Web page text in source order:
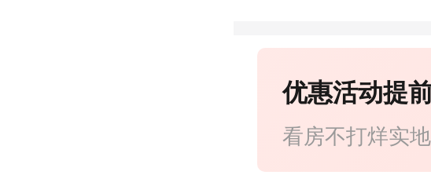
看房不打烊实
优惠活动提